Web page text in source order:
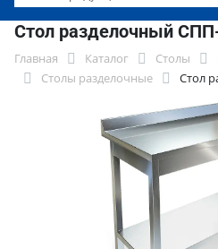
Стол разделочный
Главная Каталог Столы
Столы разделочные
Стол